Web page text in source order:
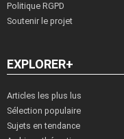
Politique RGPD
Soutenir le projet
EXPLORER+
Articles les plus lus
Sélection populaire
Sujets en tendance